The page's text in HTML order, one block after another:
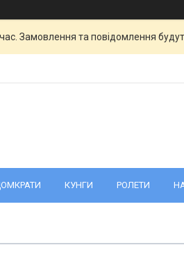
Замовлення та повідомлення
КУНГИ РОЛЕТИ